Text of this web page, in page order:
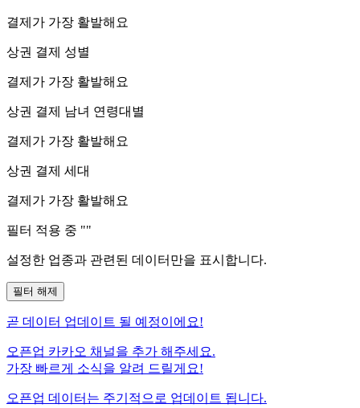
결제가 가장 활발해요
상권 결제 성별
결제가 가장 활발해요
상권 결제 남녀 연령대별
결제가 가장 활발해요
상권 결제 세대
결제가 가장 활발해요
필터 적용 중 ""
설정한 업종과 관련된 데이터만을 표시합니다.
필터 해제
곧 데이터 업데이트 될 예정이에요!
오픈업 카카오 채널을 추가 해주세요.
가장 빠르게 소식을 알려 드릴게요!
오픈업 데이터는 주기적으로 업데이트 됩니다.